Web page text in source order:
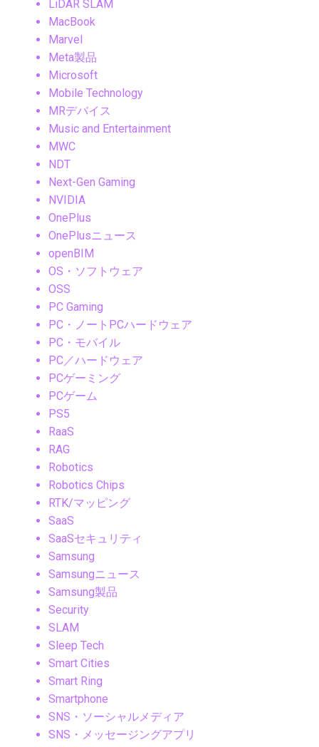
LiDAR SLAM
MacBook
Marvel
Meta製品
Microsoft
Mobile Technology
MRデバイス
Music and Entertainment
MWC
NDT
Next-Gen Gaming
NVIDIA
OnePlus
OnePlusニュース
openBIM
OS・ソフトウェア
OSS
PC Gaming
PC・ノートPCハードウェア
PC・モバイル
PC／ハードウェア
PCゲーミング
PCゲーム
PS5
RaaS
RAG
Robotics
Robotics Chips
RTK/マッピング
SaaS
SaaSセキュリティ
Samsung
Samsungニュース
Samsung製品
Security
SLAM
Sleep Tech
Smart Cities
Smart Ring
Smartphone
SNS・ソーシャルメディア
SNS・メッセージングアプリ